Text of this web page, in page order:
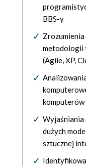
BBS-y
metodologii
(Agile, XP,
Wyjaśniania
dużych
sztucznej